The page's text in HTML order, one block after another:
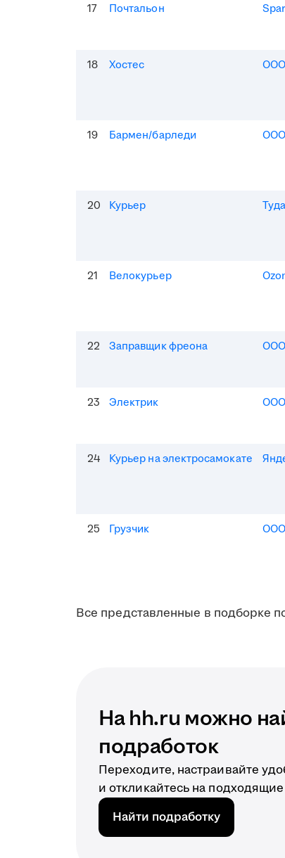
17 Почтальон
18 Хостес
19 Бармен/барледи
20 Курьер
21 Велокурьер
22 Заправщик фреона
23 Электрик ООО
24 Курьер на электросамокате
25 Грузчик ООО
Все представленные в подборке
На hh.ru можно
подработок
Переходите, настраивайте
и откликайтесь на
Найти подработку